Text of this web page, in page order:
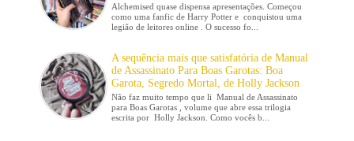
Alchemised quase dispensa apresentações. Começou
como uma fanfic de Harry Potter e conquistou uma
legião de leitores online . O sucesso fo...
A sequência mais que satisfatória de Manual
de Assassinato Para Boas Garotas: Boa
Garota, Segredo Mortal, de Holly Jackson
Não faz muito tempo que li Manual de Assassinato
para Boas Garotas , volume que abre essa trilogia
escrita por Holly Jackson. Como vocês b...